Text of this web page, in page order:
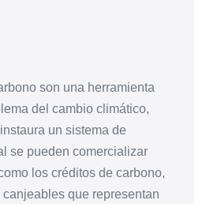
son una herramienta
del cambio climático,
un sistema de
se pueden comercializar
los créditos de carbono,
que representan